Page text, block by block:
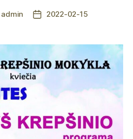
admin
Įrašo2022-02-15